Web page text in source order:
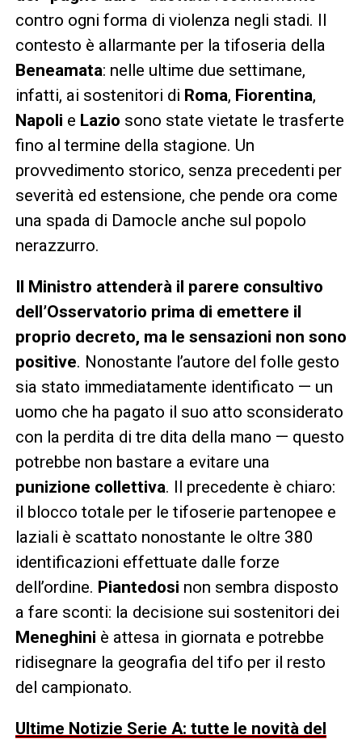
contro ogni forma di violenza negli stadi. Il
contesto è allarmante per la tifoseria della
Beneamata: nelle ultime due settimane,
infatti, ai sostenitori di Roma, Fiorentina,
Napoli e Lazio sono state vietate le trasferte
fino al termine della stagione. Un
provvedimento storico, senza precedenti per
severità ed estensione, che pende ora come
una spada di Damocle anche sul popolo
nerazzurro.
Il Ministro attenderà il parere consultivo
dell’Osservatorio prima di emettere il
proprio decreto, ma le sensazioni non sono
positive. Nonostante l’autore del folle gesto
sia stato immediatamente identificato — un
uomo che ha pagato il suo atto sconsiderato
con la perdita di tre dita della mano — questo
potrebbe non bastare a evitare una
punizione collettiva. Il precedente è chiaro:
il blocco totale per le tifoserie partenopee e
laziali è scattato nonostante le oltre 380
identificazioni effettuate dalle forze
dell’ordine. Piantedosi non sembra disposto
a fare sconti: la decisione sui sostenitori dei
Meneghini è attesa in giornata e potrebbe
ridisegnare la geografia del tifo per il resto
del campionato.
Ultime Notizie Serie A: tutte le novità del